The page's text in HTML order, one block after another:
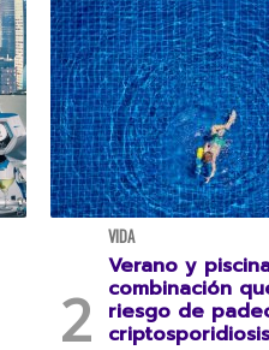
VIDA
Verano y
combinación
riesgo de
criptosporidiosis